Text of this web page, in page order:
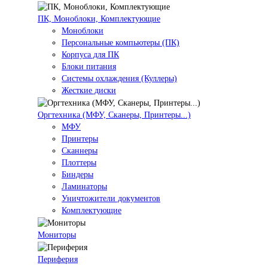
ПК, Моноблоки, Комплектующие
Моноблоки
Персональные компьютеры (ПК)
Корпуса для ПК
Блоки питания
Системы охлаждения (Куллеры)
Жесткие диски
Оргтехника (МФУ, Сканеры, Принтеры...)
МФУ
Принтеры
Сканнеры
Плоттеры
Биндеры
Ламинаторы
Уничтожители документов
Комплектующие
Мониторы
Периферия